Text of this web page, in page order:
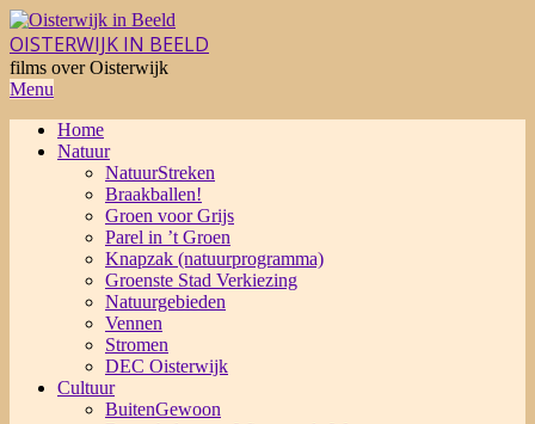
Skip
to
content
OISTERWIJK IN BEELD
films over Oisterwijk
Primary
Menu
Menu
Home
Natuur
NatuurStreken
Braakballen!
Groen voor Grijs
Parel in ’t Groen
Knapzak (natuurprogramma)
Groenste Stad Verkiezing
Natuurgebieden
Vennen
Stromen
DEC Oisterwijk
Cultuur
BuitenGewoon